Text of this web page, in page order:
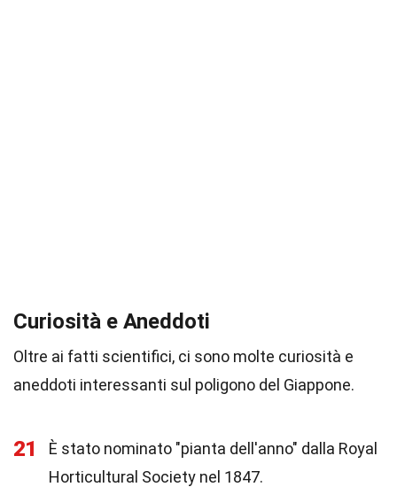
Curiosità e Aneddoti
Oltre ai fatti scientifici, ci sono molte curiosità e
aneddoti interessanti sul poligono del Giappone.
21
È stato nominato "pianta dell'anno" dalla Royal
Horticultural Society nel 1847.